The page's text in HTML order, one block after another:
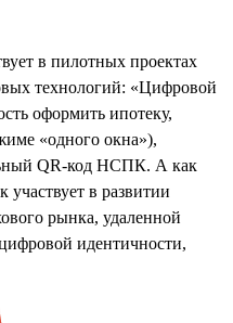
в пилотных проектах
технологий: «Цифровой
оформить ипотеку,
«одного окна»),
QR-код НСПК. А как
в развитии
рынка, удаленной
идентичности,